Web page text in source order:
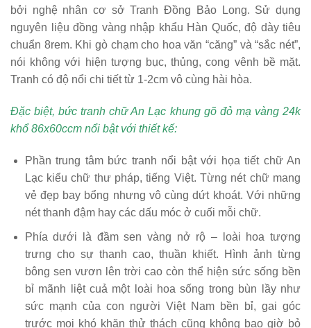
bởi nghệ nhân cơ sở Tranh Đồng Bảo Long. Sử dụng
nguyên liệu đồng vàng nhập khẩu Hàn Quốc, độ dày tiêu
chuẩn 8rem. Khi gò chạm cho hoa văn “căng” và “sắc nét”,
nói không với hiện tượng bục, thủng, cong vênh bề mặt.
Tranh có độ nổi chi tiết từ 1-2cm vô cùng hài hòa.
Đặc biệt, bức tranh chữ An Lạc khung gõ đỏ mạ vàng 24k
khổ 86x60ccm nổi bật với thiết kế:
Phần trung tâm bức tranh nổi bật với họa tiết chữ An
Lạc kiểu chữ thư pháp, tiếng Việt. Từng nét chữ mang
vẻ đẹp bay bổng nhưng vô cùng dứt khoát. Với những
nét thanh đậm hay các dấu móc ở cuối mỗi chữ.
Phía dưới là đầm sen vàng nở rộ – loài hoa tượng
trưng cho sự thanh cao, thuần khiết. Hình ảnh từng
bông sen vươn lên trời cao còn thể hiện sức sống bền
bỉ mãnh liệt cuả một loài hoa sống trong bùn lầy như
sức mạnh của con người Việt Nam bền bỉ, gai góc
trước mọi khó khăn thử thách cũng không bao giờ bỏ